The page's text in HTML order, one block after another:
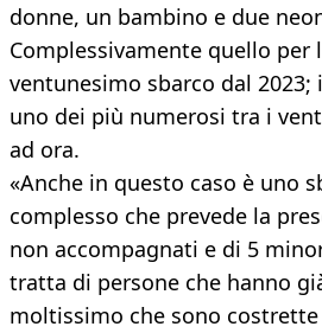
donne, un bambino e due
Complessivamente quello per
ventunesimo sbarco dal 2023;
uno dei più numerosi tra i
ad ora.
«Anche in questo caso è uno
complesso che prevede la
non accompagnati e di 5
tratta di persone che hanno
moltissimo che sono